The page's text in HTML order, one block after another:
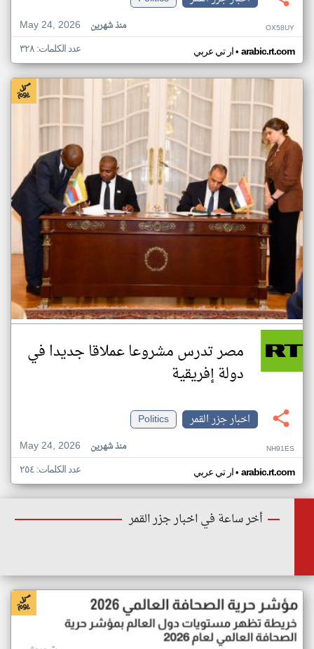
May 24, 2026
منذ شهرين OX58UY
ار تي عربي• arabic.rt.com عدد الكلمات: ٣٢٨
مصر تدرس مشروعا عملاقا جديدا في
دولة إفريقية
اخبار جزر القمر
Politics
May 24, 2026
منذ شهرين NH91ES
ار تي عربي• arabic.rt.com عدد الكلمات: ٢٥٤
أخر ساعة في اخبار جزر القمر